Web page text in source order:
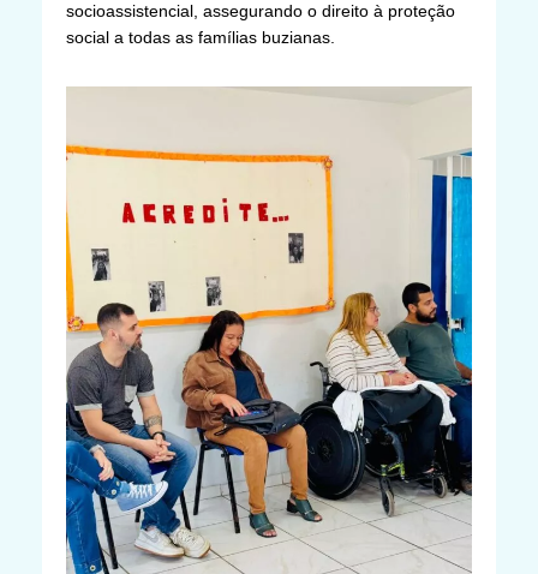
socioassistencial, assegurando o direito à proteção
social a todas as famílias buzianas.